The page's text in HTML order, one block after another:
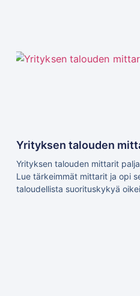
Yrityksen talouden
Yrityksen talouden mittarit
Lue tärkeimmät mittarit ja opi
taloudellista suorituskykyä